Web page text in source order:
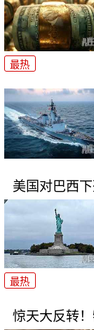
最热
美国对巴西
最热
惊天大反转